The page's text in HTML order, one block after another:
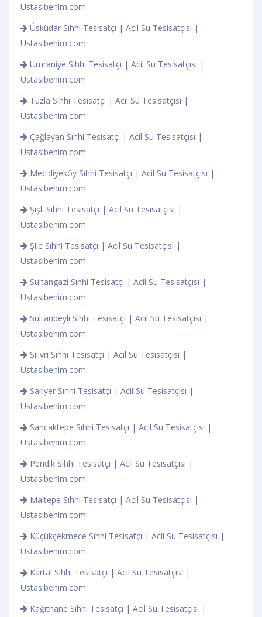
Ustasıbenim.com
Üsküdar Sıhhi Tesisatçı | Acil Su Tesisatçısı |
Ustasıbenim.com
Ümraniye Sıhhi Tesisatçı | Acil Su Tesisatçısı |
Ustasıbenim.com
Tuzla Sıhhi Tesisatçı | Acil Su Tesisatçısı |
Ustasıbenim.com
Çağlayan Sıhhi Tesisatçı | Acil Su Tesisatçısı |
Ustasıbenim.com
Mecidiyeköy Sıhhi Tesisatçı | Acil Su Tesisatçısı |
Ustasıbenim.com
Şişli Sıhhi Tesisatçı | Acil Su Tesisatçısı |
Ustasıbenim.com
Şile Sıhhi Tesisatçı | Acil Su Tesisatçısı |
Ustasıbenim.com
Sultangazi Sıhhi Tesisatçı | Acil Su Tesisatçısı |
Ustasıbenim.com
Sultanbeyli Sıhhi Tesisatçı | Acil Su Tesisatçısı |
Ustasıbenim.com
Silivri Sıhhi Tesisatçı | Acil Su Tesisatçısı |
Ustasıbenim.com
Sarıyer Sıhhi Tesisatçı | Acil Su Tesisatçısı |
Ustasıbenim.com
Sancaktepe Sıhhi Tesisatçı | Acil Su Tesisatçısı |
Ustasıbenim.com
Pendik Sıhhi Tesisatçı | Acil Su Tesisatçısı |
Ustasıbenim.com
Maltepe Sıhhi Tesisatçı | Acil Su Tesisatçısı |
Ustasıbenim.com
Küçükçekmece Sıhhi Tesisatçı | Acil Su Tesisatçısı |
Ustasıbenim.com
Kartal Sıhhi Tesisatçı | Acil Su Tesisatçısı |
Ustasıbenim.com
Kağıthane Sıhhi Tesisatçı | Acil Su Tesisatçısı |